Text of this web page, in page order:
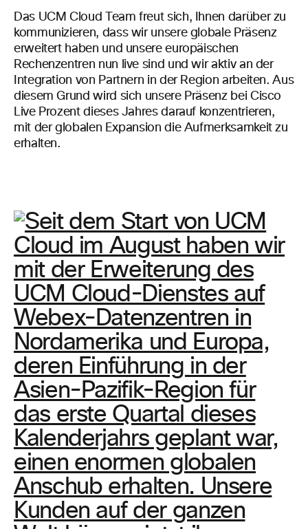
Das UCM Cloud Team freut sich, Ihnen darüber zu
kommunizieren, dass wir unsere globale Präsenz
erweitert haben und unsere europäischen
Rechenzentren nun live sind und wir aktiv an der
Integration von Partnern in der Region arbeiten. Aus
diesem Grund wird sich unsere Präsenz bei Cisco
Live Prozent dieses Jahres darauf konzentrieren,
mit der globalen Expansion die Aufmerksamkeit zu
erhalten.